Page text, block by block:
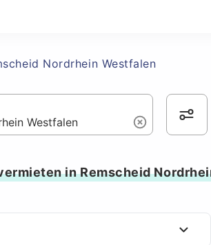
Nordrhein Westfalen
in Remscheid